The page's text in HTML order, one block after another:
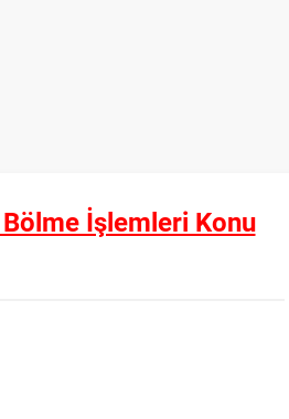
İşlemleri Konu